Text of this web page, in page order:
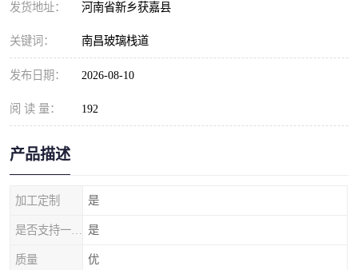
发货地址： 河南省新乡获嘉县
关键词： 南昌玻璃栈道
发布日期： 2026-08-10
阅 读 量： 192
产品描述
加工定制 是
是
质量 优